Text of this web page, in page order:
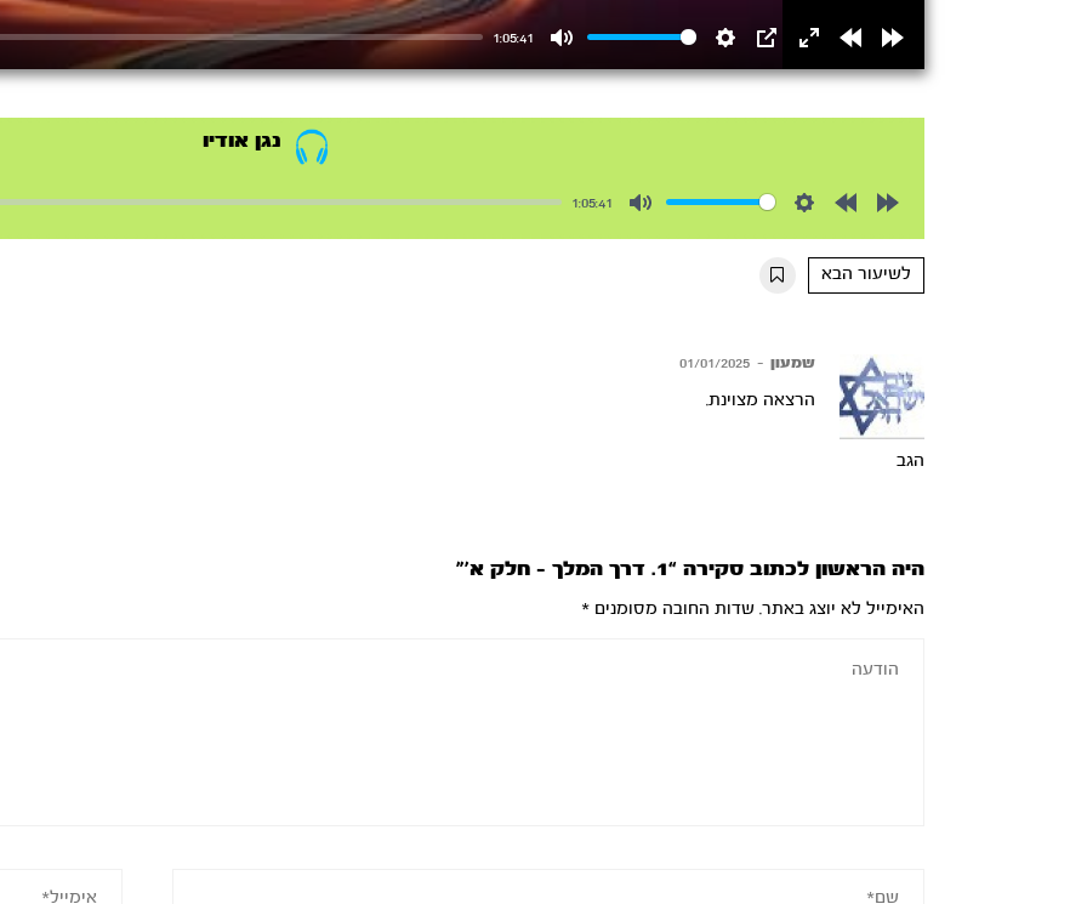
1:05:41
נגן אודיו
1:05:41
10s
10s
לשיעור הבא
שמעון –
01/01/2025
הרצאה מצוינת.
הגב
היה הראשון לכתוב סקירה “1. דרך המלך – חלק א’”
האימייל לא יוצג באתר. שדות החובה מסומנים*